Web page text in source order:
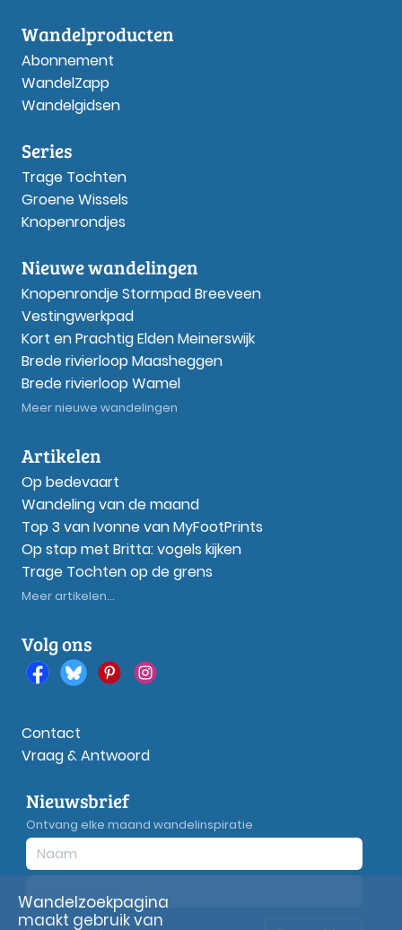
Wandelproducten
Abonnement
WandelZapp
Wandelgidsen
Series
Trage Tochten
Groene Wissels
Knopenrondjes
Nieuwe wandelingen
Knopenrondje Stormpad Breeveen
Vestingwerkpad
Kort en Prachtig Elden Meinerswijk
Brede rivierloop Maasheggen
Brede rivierloop Wamel
Meer nieuwe wandelingen
Artikelen
Op bedevaart
Wandeling van de maand
Top 3 van Ivonne van MyFootPrints
Op stap met Britta: vogels kijken
Trage Tochten op de grens
Meer artikelen...
Volg ons
Contact
Vraag & Antwoord
Nieuwsbrief
Ontvang elke maand wandelinspiratie
Wandelzoekpagina
maakt gebruik van